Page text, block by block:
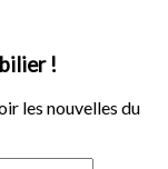
!
les nouvelles du